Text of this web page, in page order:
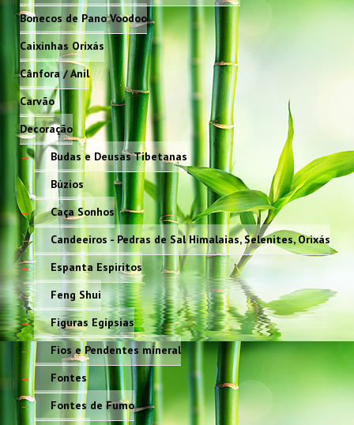
Bonecos de Pano Voodoo
Caixinhas Orixás
Cânfora / Anil
Carvão
Decoração
Budas e Deusas Tibetanas
Búzios
Caça Sonhos
Candeeiros - Pedras de Sal Himalaias, Selenites, Orixás
Espanta Espiritos
Feng Shui
Figuras Egípsias
Fios e Pendentes mineral
Fontes
Fontes de Fumo